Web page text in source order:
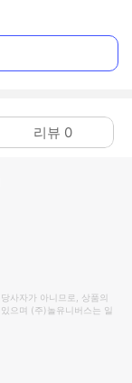
리뷰 0
사자가 아니므로, 상품의
으며 (주)놀유니버스는 일